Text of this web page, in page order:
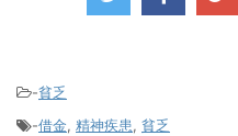
-貧乏
-借金, 精神疾患, 貧乏